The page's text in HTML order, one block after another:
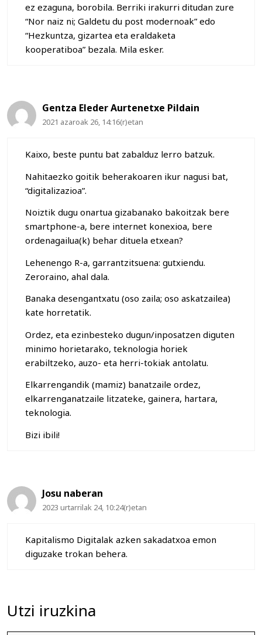
ez ezaguna, borobila. Berriki irakurri ditudan zure
“Nor naiz ni; Galdetu du post modernoak” edo
“Hezkuntza, gizartea eta eraldaketa
kooperatiboa” bezala. Mila esker.
Gentza Eleder Aurtenetxe Pildain
2021 azaroak 26, 14:16(r)etan
Kaixo, beste puntu bat zabalduz lerro batzuk.
Nahitaezko goitik beherakoaren ikur nagusi bat,
“digitalizazioa”.
Noiztik dugu onartua gizabanako bakoitzak bere
smartphone-a, bere internet konexioa, bere
ordenagailua(k) behar dituela etxean?
Lehenengo R-a, garrantzitsuena: gutxiendu.
Zeroraino, ahal dala.
Banaka desengantxatu (oso zaila; oso askatzailea)
kate horretatik.
Ordez, eta ezinbesteko dugun/inposatzen diguten
minimo horietarako, teknologia horiek
erabiltzeko, auzo- eta herri-tokiak antolatu.
Elkarrengandik (mamiz) banatzaile ordez,
elkarrenganatzaile litzateke, gainera, hartara,
teknologia.
Bizi ibili!
Josu naberan
2023 urtarrilak 24, 10:24(r)etan
Kapitalismo Digitalak azken sakadatxoa emon
diguzake trokan behera.
Utzi iruzkina